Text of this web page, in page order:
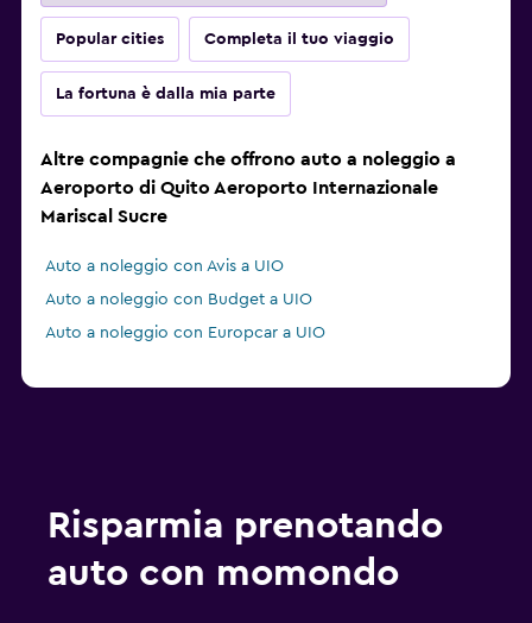
Popular cities Completa il tuo viaggio
La fortuna è dalla mia parte
Altre compagnie che offrono auto a noleggio a
Aeroporto di Quito Aeroporto Internazionale
Mariscal Sucre
Auto a noleggio con Avis a UIO
Auto a noleggio con Budget a UIO
Auto a noleggio con Europcar a UIO
Risparmia prenotando
auto con momondo